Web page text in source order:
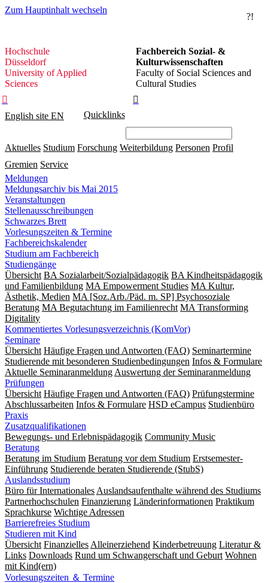
Zum Hauptinhalt wechseln
?!
Hochschule
Düsseldorf
Hochschule
Düsseldorf
University of Applied
Sciences
Fachbereich Sozial- &
Kulturwissenschaften
Faculty of Social Sciences and
Cultural Studies


English site EN Quicklinks
Aktuelles Studium Forschung Weiterbildung Personen Profil
Gremien Service
Meldungen
Meldungsarchiv bis Mai 2015
Veranstaltungen
Stellenausschreibungen
Schwarzes Brett
Vorlesungszeiten & Termine
Fachbereichskalender
Studium am Fachbereich
Studiengänge
Übersicht BA Sozialarbeit/Sozialpädagogik BA Kindheitspädagogik
und Familienbildung MA Empowerment Studies MA Kultur,
Ästhetik, Medien MA [Soz.Arb./Päd. m. SP] Psychosoziale
Beratung MA Begut­ach­tung im Fami­lien­recht MA Transforming
Digitality
Kommentiertes Vorlesungsverzeichnis (KomVor)
Seminare
Übersicht Häufige Fragen und Antworten (FAQ) Seminartermine
Studierende mit besonderen Studienbedingungen Infos & Formulare
Aktuelle Seminaranmeldung Auswertung der Seminaranmeldung
Prüfungen
Übersicht Häufige Fragen und Antworten (FAQ) Prüfungstermine
Abschlussarbeiten Infos & Formulare HSD eCampus Studienbüro
Praxis
Zusatzqualifikationen
Bewegungs- und Erlebnispädagogik Community Music
Beratung
Beratung im Studium Beratung vor dem Studium Erstsemester-
Einführung Studierende beraten Studierende (StubS)
Auslandsstudium
Büro für Internationales Auslandsaufenthalte während des Studiums
Partnerhochschulen Finanzierung Länderinformationen Praktikum
Sprachkurse Wichtige Adressen
Barrierefreies Studium
Studieren mit Kind
Übersicht Finanzielles Alleinerziehend Kinderbetreuung Literatur &
Links Downloads Rund um Schwangerschaft und Geburt Wohnen
mit Kind(ern)
Vorlesungszeiten ＆ Termine